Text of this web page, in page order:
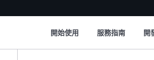
開始使用 服務指南 開